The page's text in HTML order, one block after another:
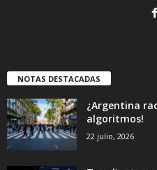
NOTAS DESTACADAS
¿Argentina
algoritmos!
22 julio, 2026